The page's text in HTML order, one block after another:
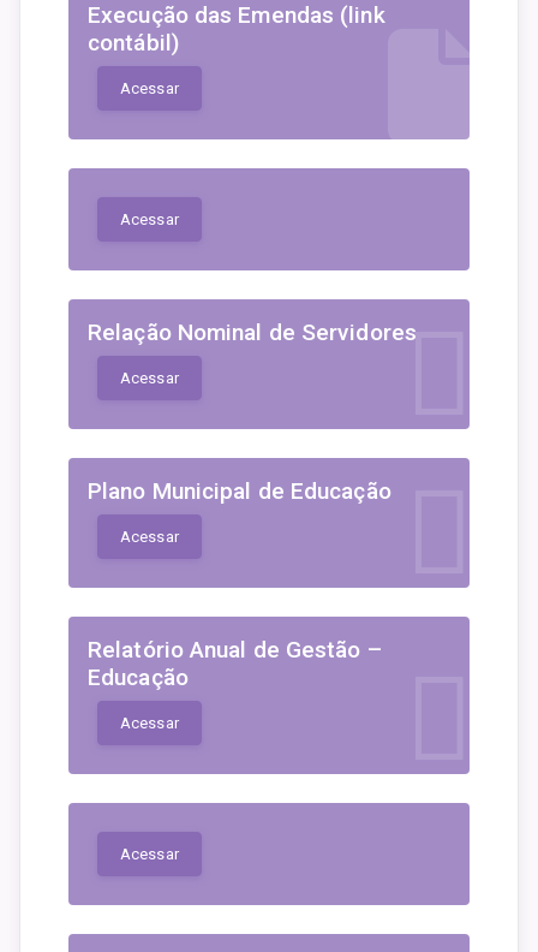
Execução das Emendas (link
contábil)
Acessar
Acessar
Relação Nominal de Servidores
Acessar
Plano Municipal de Educação
Acessar
Relatório Anual de Gestão –
Educação
Acessar
Acessar